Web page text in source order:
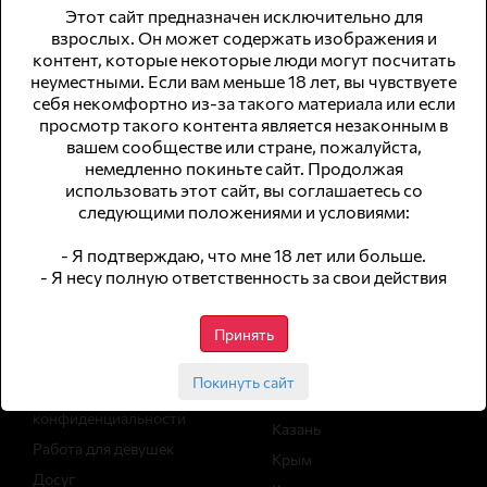
© 2026 WomWork.ru, Работа для девушек в Магнитогорске
сайт для совершеннолетней аудитории
не публикуем анкеты с интим-услугами
Навигация
Вакансии
конфиденциальности
Работа для девушек
Досуг
Работа в
городах
Санкт-Петербург
Казань
Крым
Этот сайт предназначен исключительно для
взрослых. Он может содержать изображения и
контент, которые некоторые люди могут посчитать
неуместными. Если вам меньше 18 лет, вы чувствуете
себя некомфортно из-за такого материала или если
просмотр такого контента является незаконным в
вашем сообществе или стране, пожалуйста,
немедленно покиньте сайт. Продолжая
использовать этот сайт, вы соглашаетесь со
следующими положениями и условиями:
- Я подтверждаю, что мне 18 лет или больше.
- Я несу полную ответственность за свои действия
Принять
Покинуть сайт